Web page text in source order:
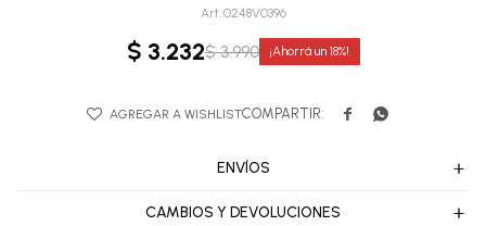
0248V0396
$ 3.232$ 3.990 18
 
ENVÍOS
CAMBIOS Y DEVOLUCIONES